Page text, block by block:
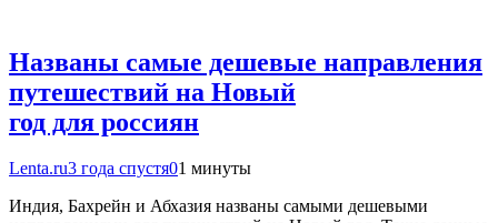
Названы самые дешевые направления
путешествий на Новый
год для россиян
Lenta.ru3 года спустя01 минуты
Индия, Бахрейн и Абхазия названы самыми дешевыми